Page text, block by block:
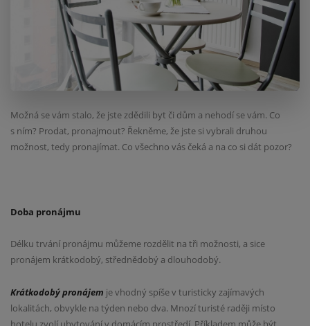
Možná se vám stalo, že jste zdědili byt či dům a nehodí se vám. Co
s ním? Prodat, pronajmout? Řekněme, že jste si vybrali druhou
možnost, tedy pronajímat. Co všechno vás čeká a na co si dát pozor?
Doba pronájmu
Délku trvání pronájmu můžeme rozdělit na tři možnosti, a sice
pronájem krátkodobý, střednědobý a dlouhodobý.
Krátkodobý pronájem je vhodný spíše v turisticky zajímavých
lokalitách, obvykle na týden nebo dva. Mnozí turisté raději místo